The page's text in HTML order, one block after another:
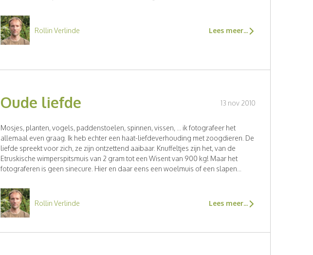
Rollin Verlinde Lees meer...
Oude liefde 13 nov 2010
Mosjes, planten, vogels, paddenstoelen, spinnen, vissen, ... ik fotografeer het
allemaal even graag. Ik heb echter een haat-liefdeverhouding met zoogdieren. De
liefde spreekt voor zich, ze zijn ontzettend aaibaar. Knuffeltjes zijn het, van de
Etruskische wimperspitsmuis van 2 gram tot een Wisent van 900 kg! Maar het
fotograferen is geen sinecure. Hier en daar eens een woelmuis of een slapen...
Rollin Verlinde Lees meer...